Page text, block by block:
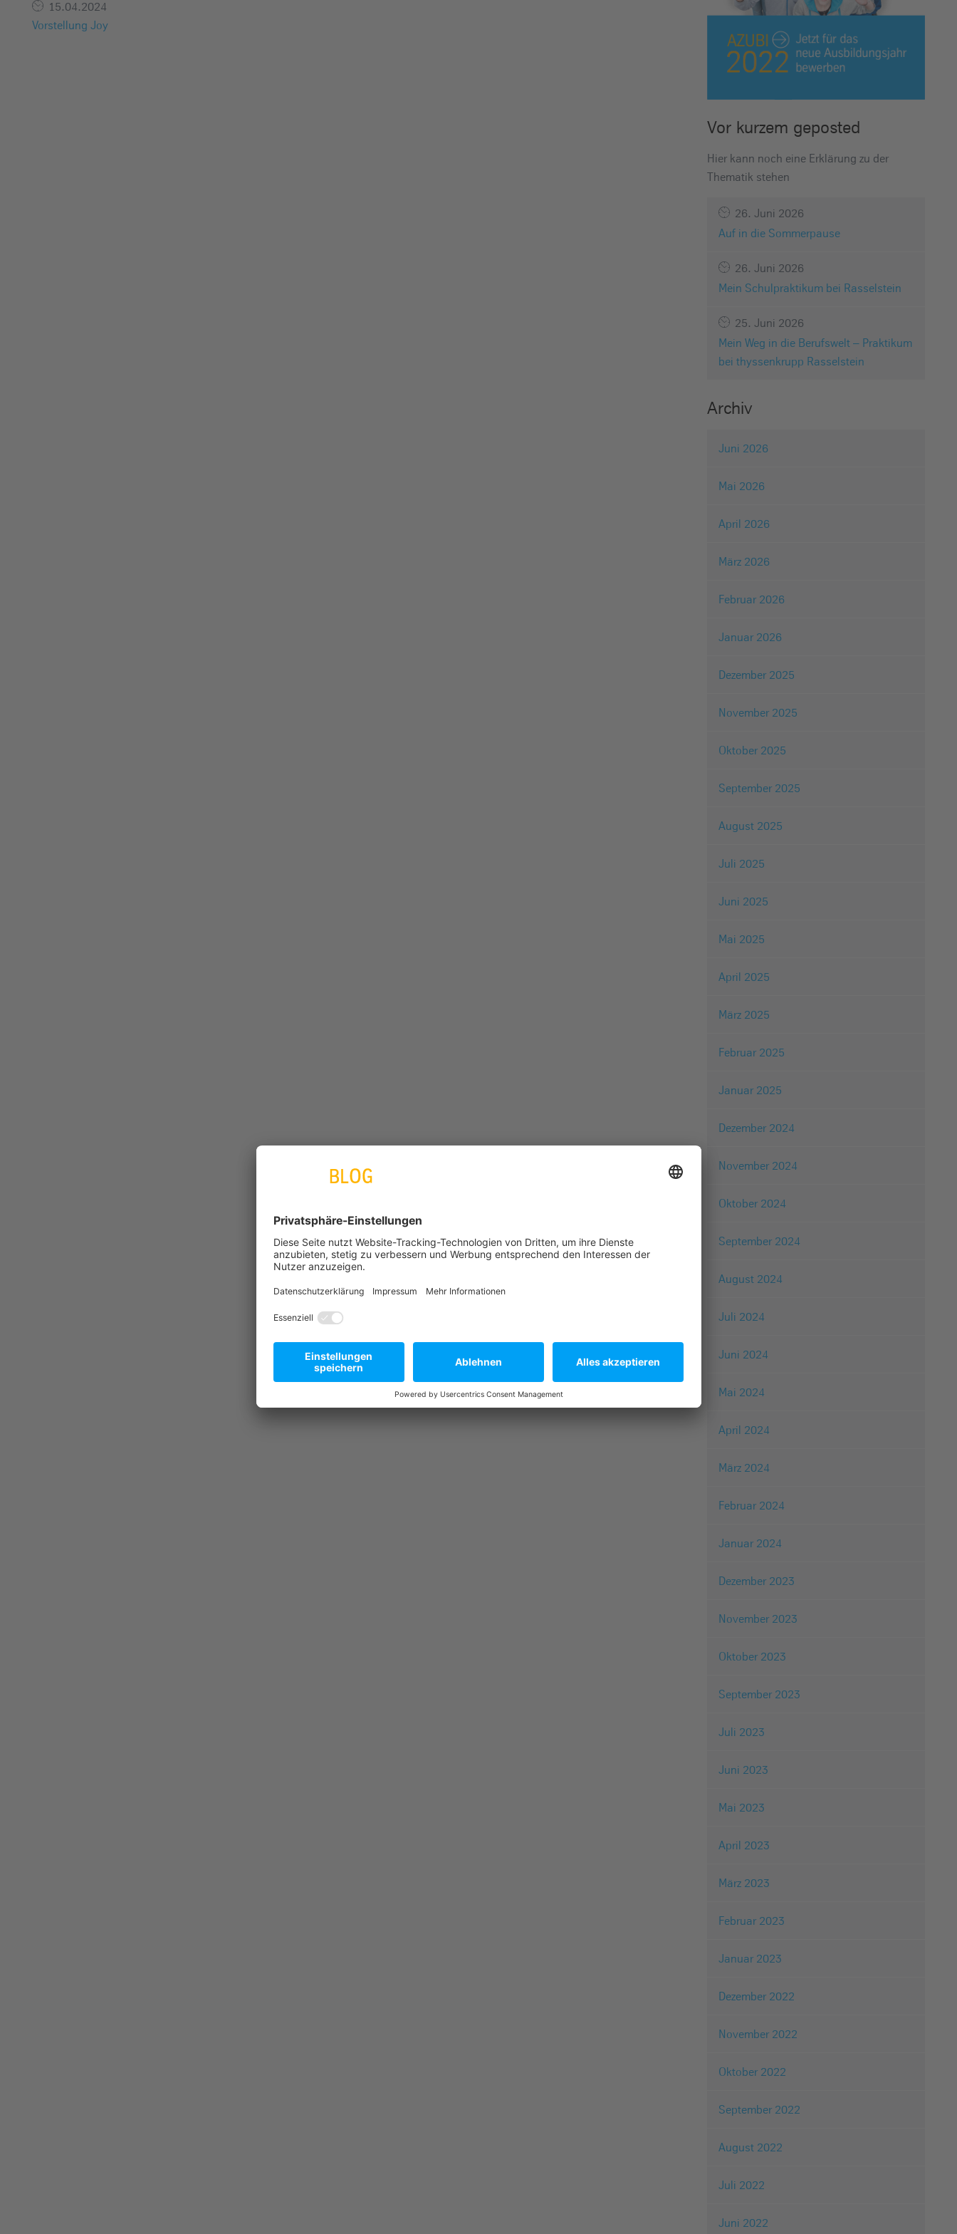
e
i
15.04.2024
Vorstellung Joy
Vor kurzem geposted
Hier kann noch eine Erklärung zu der
Thematik stehen
26. Juni 2026
Auf in die Sommerpause
26. Juni 2026
Mein Schulpraktikum bei Rasselstein
25. Juni 2026
Mein Weg in die Berufswelt – Praktikum
bei thyssenkrupp Rasselstein
Archiv
Juni 2026
Mai 2026
April 2026
März 2026
Februar 2026
Januar 2026
Dezember 2025
November 2025
Oktober 2025
September 2025
August 2025
Juli 2025
Juni 2025
Mai 2025
April 2025
März 2025
Februar 2025
Januar 2025
Dezember 2024
November 2024
Oktober 2024
September 2024
August 2024
Juli 2024
Juni 2024
Mai 2024
April 2024
März 2024
Februar 2024
Januar 2024
Dezember 2023
November 2023
Oktober 2023
September 2023
Juli 2023
Juni 2023
Mai 2023
April 2023
März 2023
Februar 2023
Januar 2023
Dezember 2022
November 2022
Oktober 2022
September 2022
August 2022
Juli 2022
Juni 2022